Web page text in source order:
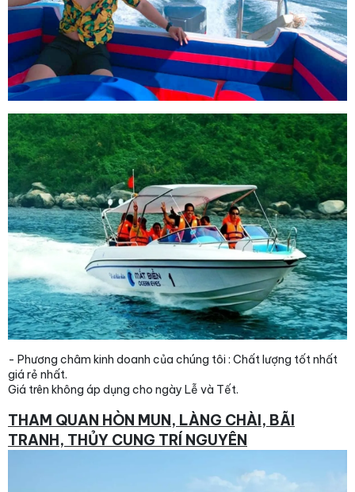
- Phương châm kinh doanh của chúng tôi : Chất lượng tốt nhất
giá rẻ nhất.
Giá trên không áp dụng cho ngày Lễ và Tết.
THAM QUAN HÒN MUN, LÀNG CHÀI, BÃI
TRANH, THỦY CUNG TRÍ NGUYÊN